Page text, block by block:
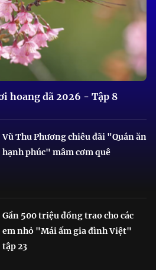
hoang dã 2026 - Tập 8
Vũ Thu Phương chiêu đãi "Quán ăn
hạnh phúc" mâm cơm quê
Gần 500 triệu đồng trao cho các
em nhỏ "Mái ấm gia đình Việt"
tập 23